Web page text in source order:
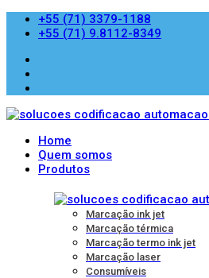
+55 (71) 3379-1188
+55 (71) 9.8112-8349
Home
Quem somos
Produtos
Marcação ink jet
Marcação térmica
Marcação termo ink jet
Marcação laser
Consumíveis